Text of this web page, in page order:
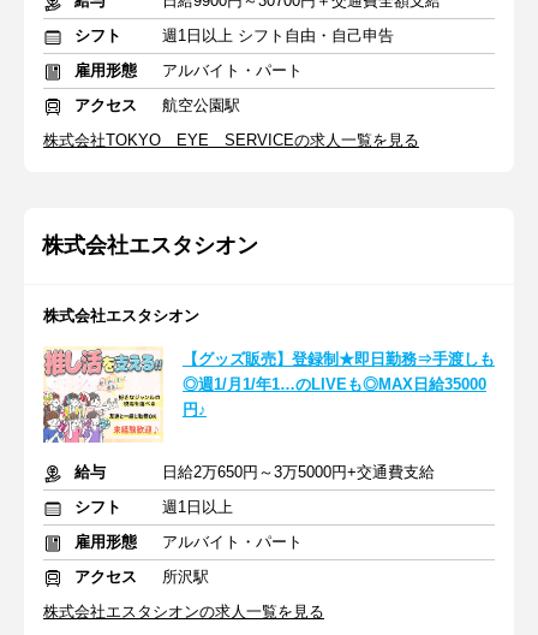
シフト
週1日以上 シフト自由・自己申告
雇用形態
アルバイト・パート
アクセス
航空公園駅
株式会社TOKYO EYE SERVICEの求人一覧を見る
株式会社エスタシオン
株式会社エスタシオン
【グッズ販売】登録制★即日勤務⇒手渡しも
◎週1/月1/年1…のLIVEも◎MAX日給35000
円♪
給与
日給2万650円～3万5000円+交通費支給
シフト
週1日以上
雇用形態
アルバイト・パート
アクセス
所沢駅
株式会社エスタシオンの求人一覧を見る